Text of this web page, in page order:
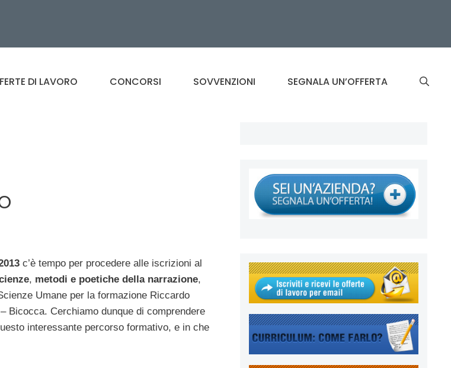
DI LAVORO CONCORSI SOVVENZIONI SEGNALA UN’OFFERTA
c’è tempo per procedere alle iscrizioni al
, metodi e poetiche della narrazione,
Umane per la formazione Riccardo
Bicocca. Cerchiamo dunque di comprendere
interessante percorso formativo, e in che